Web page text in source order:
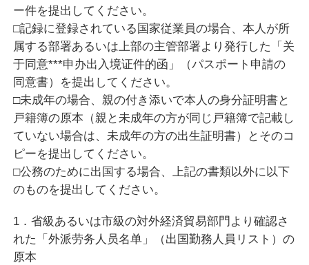
ー件を提出してください。
□記録に登録されている国家従業員の場合、本人が所
属する部署あるいは上部の主管部署より発行した「关
于同意***申办出入境证件的函」（パスポート申請の
同意書）を提出してください。
□未成年の場合、親の付き添いで本人の身分証明書と
戸籍簿の原本（親と未成年の方が同じ戸籍簿で記載し
ていない場合は、未成年の方の出生証明書）とそのコ
ピーを提出してください。
□公務のために出国する場合、上記の書類以外に以下
のものを提出してください。
1．省級あるいは市級の対外経済貿易部門より確認さ
れた「外派劳务人员名单」（出国勤務人員リスト）の
原本